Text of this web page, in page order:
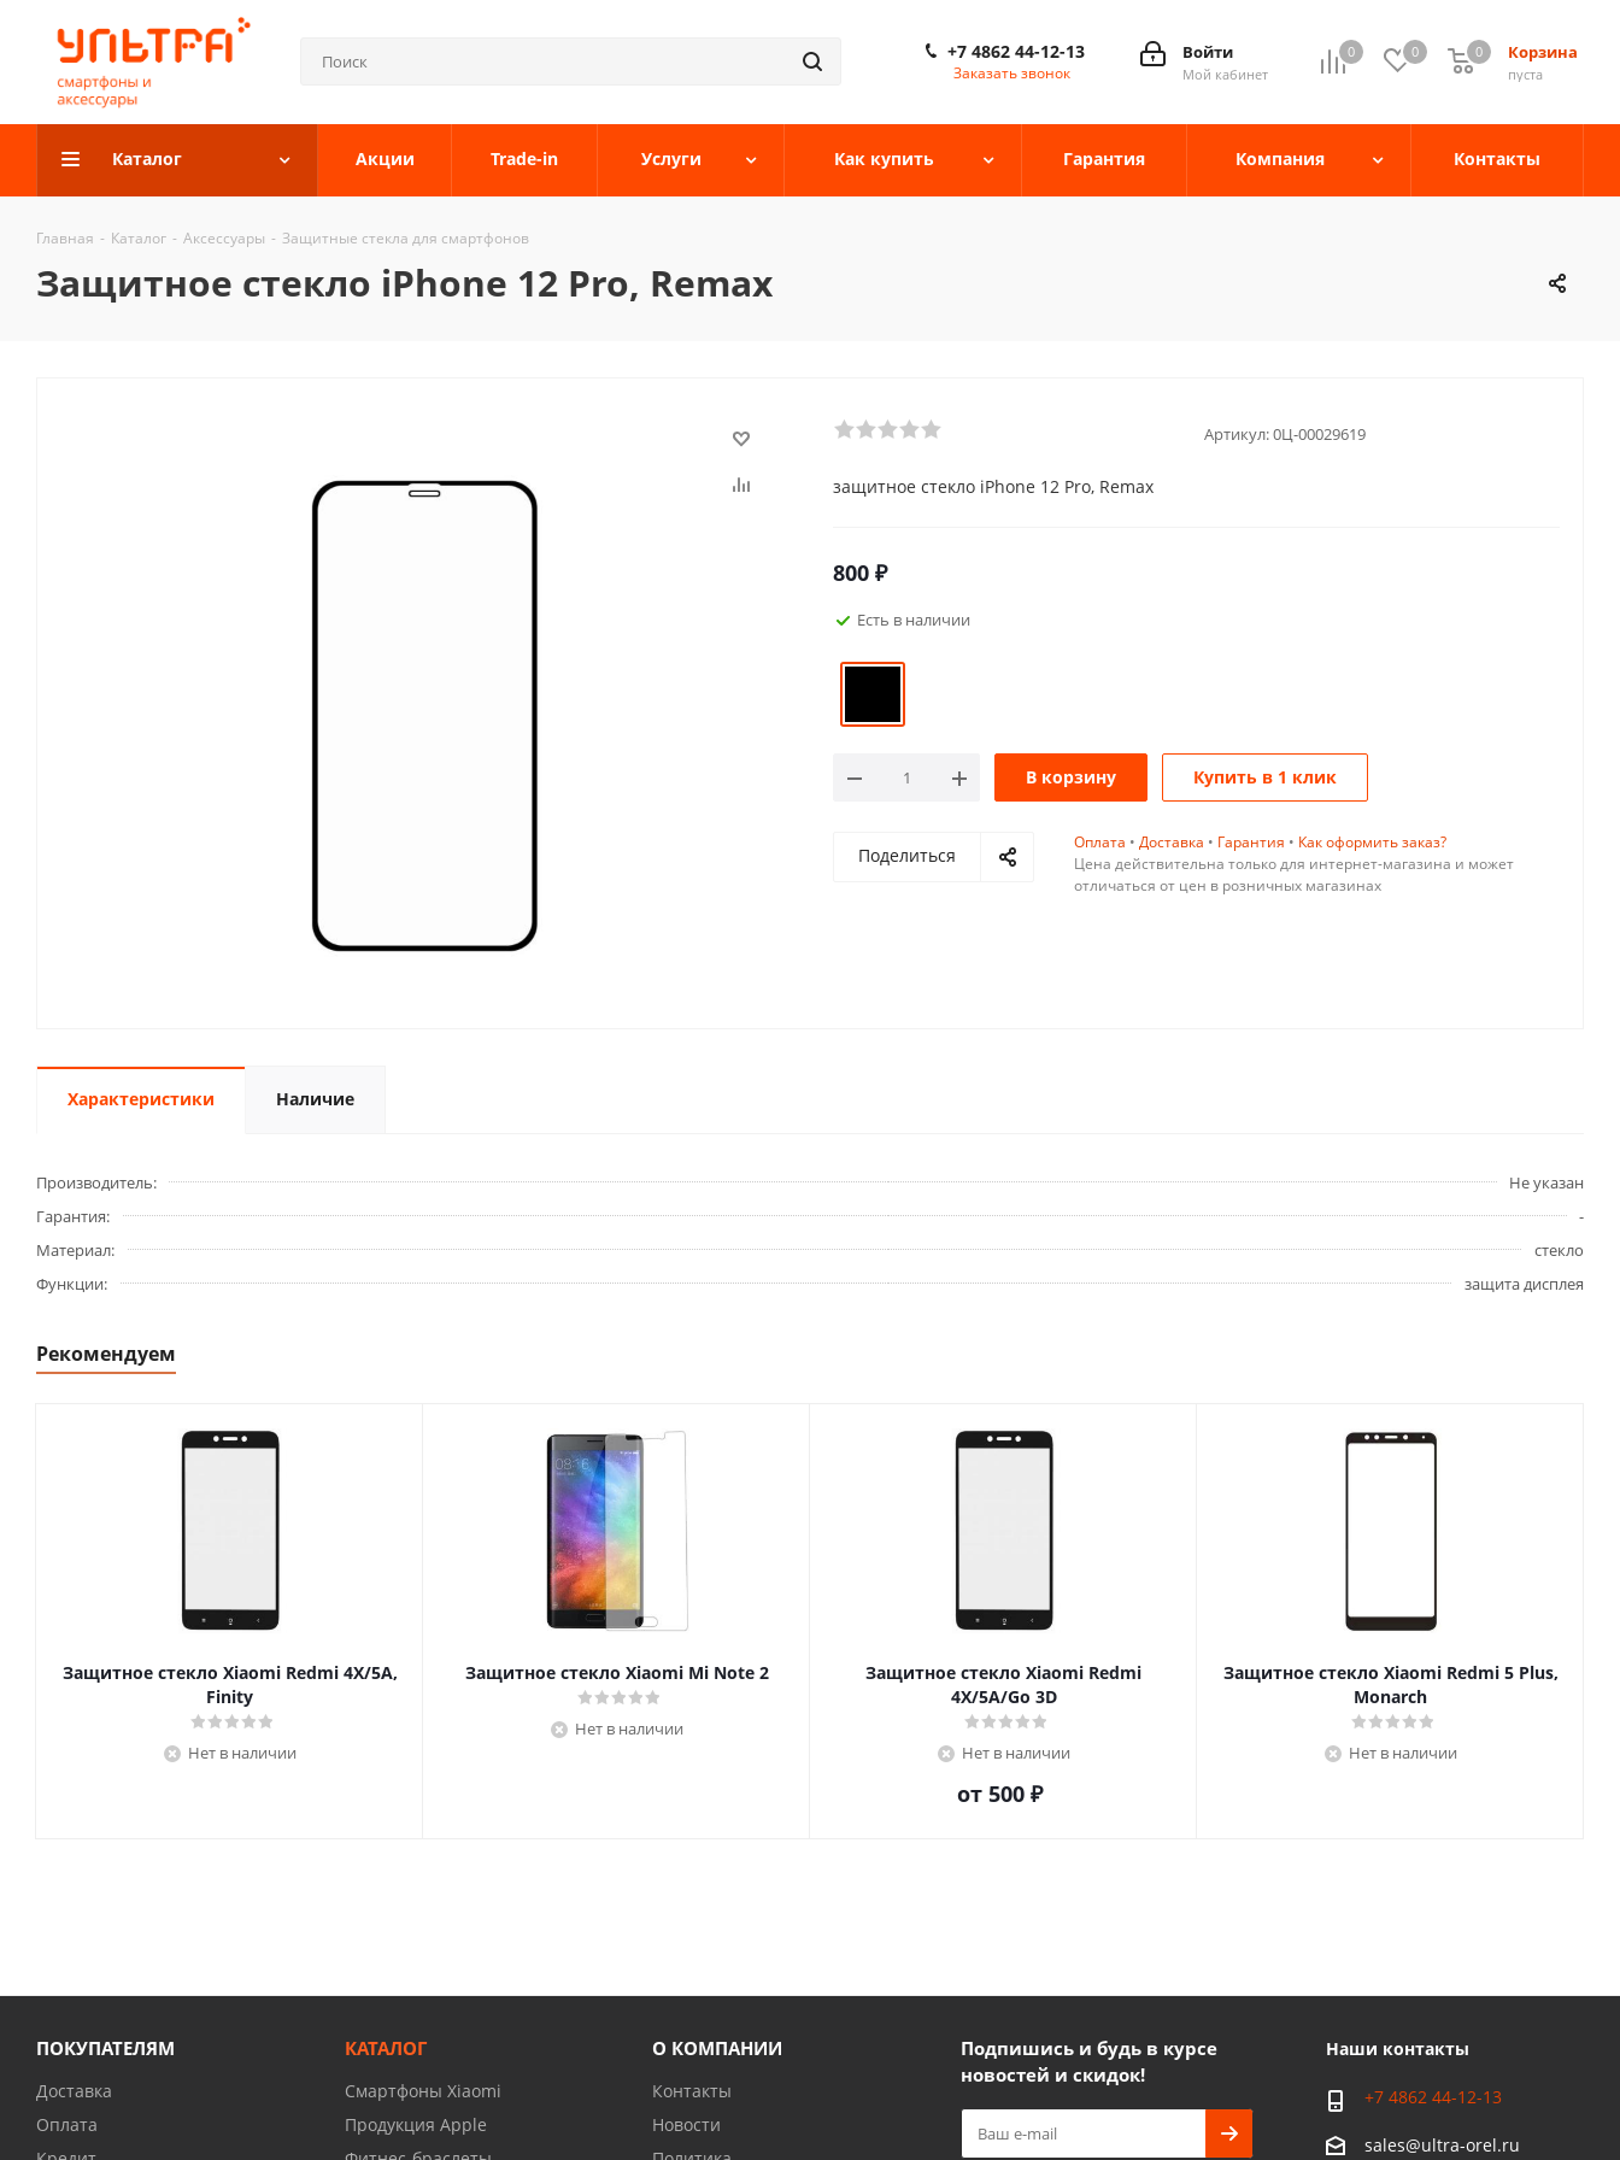
0 0 Корзина
0
пуста
0
Войти
Мой кабинет
+7 4862 44-12-13
Заказать звонок
Каталог Акции Trade-in Услуги Как купить Гарантия Компания Контакты
Главная - Каталог - Аксессуары - Защитные стекла для смартфонов
Защитное стекло iPhone 12 Pro, Remax
Артикул:0Ц-00029619
защитное стекло iPhone 12 Pro, Remax
800 ₽
Есть в наличии
В корзину Купить в 1 клик
Поделиться
Оплата • Доставка • Гарантия • Как оформить заказ?
Цена действительна только для интернет-магазина и может
отличаться от цен в розничных магазинах
Характеристики Наличие
Производитель
Не указан
Гарантия
-
Материал
стекло
Функции
защита дисплея
Рекомендуем
Защитное стекло Xiaomi Redmi 4X/5A,
Finity
Нет в наличии
Защитное стекло Xiaomi Mi Note 2
Нет в наличии
Защитное стекло Xiaomi Redmi
4X/5A/Go 3D
Нет в наличии
от 500 ₽
Защитное стекло Xiaomi Redmi 5 Plus,
Monarch
Нет в наличии
ПОКУПАТЕЛЯМ
Доставка
Оплата
КАТАЛОГ
Смартфоны Xiaomi
Продукция Apple
О КОМПАНИИ
Контакты
Новости
Подпишись и будь в курсе
новостей и скидок!
Наши контакты
+7 4862 44-12-13
sales@ultra-orel.ru